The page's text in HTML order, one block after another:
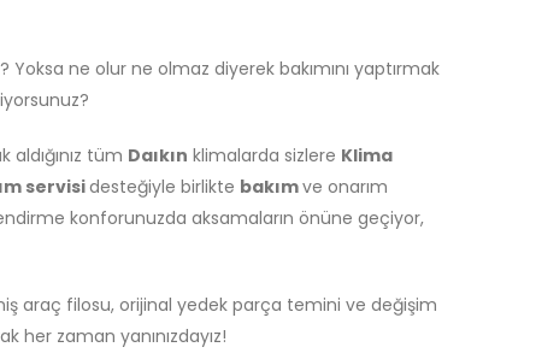
ne olur ne olmaz diyerek bakımını yaptırmak
aldığınız tüm Daıkın klimalarda sizlere Klima
servisidesteğiyle birlikte bakımve onarım
konforunuzda aksamaların önüne geçiyor,
araç filosu, orijinal yedek parça temini ve değişim
her zaman yanınızdayız!